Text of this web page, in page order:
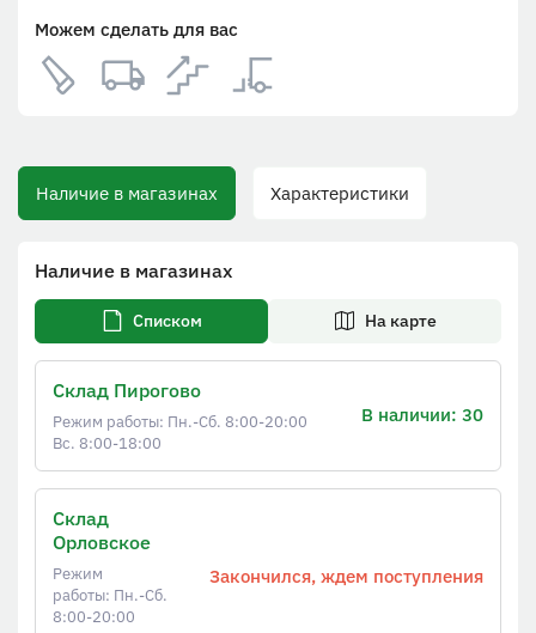
Можем сделать для вас
Наличие в магазинах Характеристики
Наличие в магазинах
Списком На карте
Склад Пирогово
Режим работы: Пн.-Сб. 8:00-20:00
Вс. 8:00-18:00
В наличии: 30
Склад
Орловское
Режим
работы: Пн.-Сб.
8:00-20:00
Закончился, ждем поступления